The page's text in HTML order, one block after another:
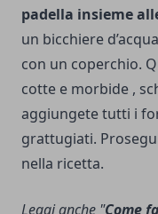
padella insieme
un bicchiere
con un coperchio.
cotte e morbide ,
aggiungete tutti i
grattugiati.
nella ricetta.
Leggi anche "Come